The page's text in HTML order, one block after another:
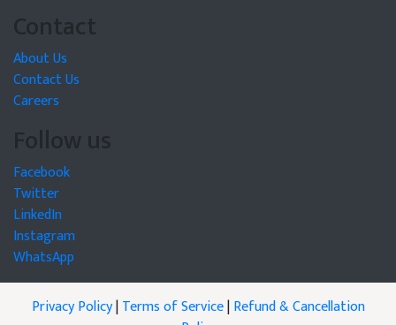
Contact
About Us
Contact Us
Careers
Follow us
Facebook
Twitter
LinkedIn
Instagram
WhatsApp
Privacy Policy|Terms of Service|Refund & Cancellation